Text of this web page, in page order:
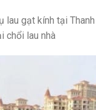
lau gạt kính tại Thanh
chổi lau nhà